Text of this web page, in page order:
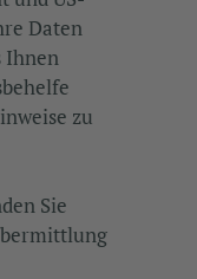
Daten
Ihnen
zu
Sie